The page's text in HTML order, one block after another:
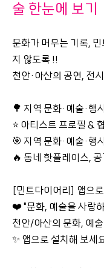
술 한눈에 보기
문화가 머무는 기록,
지 않도록 !!
천안·아산의 공연, 전
🌳 지역 문화·예술·행
⭐ 아티스트 프로필 &
🎯 지역 문화·예술·행
🔥 동네 핫플레이스, 공
[민트다이어리] 앱으
❤️ "문화, 예술을 사랑
천안/아산의 문화, 예
✨ 앱으로 설치해 보세